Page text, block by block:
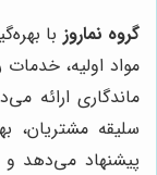
گروه نماروز با
مواد اولیه، خدمات
ماندگاری ارائه
سلیقه مشتریان،
پیشنهاد می‌دهد و